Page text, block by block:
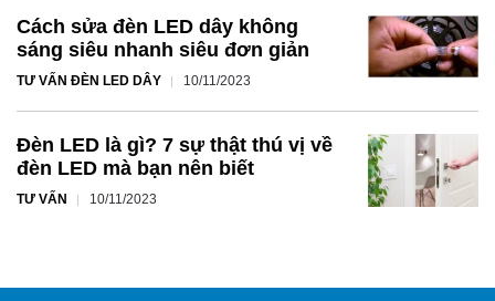
Cách sửa đèn LED dây không
sáng siêu nhanh siêu đơn giản
TƯ VẤN ĐÈN LED DÂY 10/11/2023
Đèn LED là gì? 7 sự thật thú vị về
đèn LED mà bạn nên biết
TƯ VẤN 10/11/2023